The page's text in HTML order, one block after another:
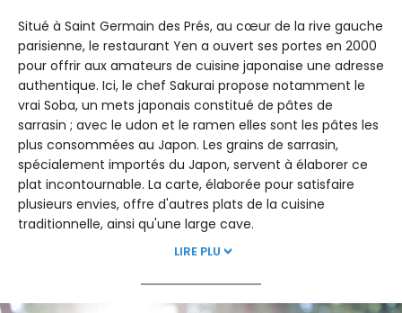
Situé à Saint Germain des Prés, au cœur de la rive gauche
parisienne, le restaurant Yen a ouvert ses portes en 2000
pour offrir aux amateurs de cuisine japonaise une adresse
authentique. Ici, le chef Sakurai propose notamment le
vrai Soba, un mets japonais constitué de pâtes de
sarrasin ; avec le udon et le ramen elles sont les pâtes les
plus consommées au Japon. Les grains de sarrasin,
spécialement importés du Japon, servent à élaborer ce
plat incontournable. La carte, élaborée pour satisfaire
plusieurs envies, offre d'autres plats de la cuisine
traditionnelle, ainsi qu'une large cave.
LIRE PLU